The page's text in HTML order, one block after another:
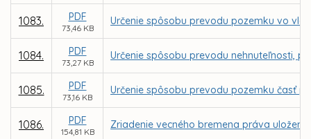
1083. PDF
73,46 KB
Určenie spôsobu prevodu pozemku vo
1084. PDF
73,27 KB
Určenie spôsobu prevodu nehnuteľnosti,
1085. PDF
73,16 KB
Určenie spôsobu prevodu pozemku časť
1086. PDF
154,81 KB
Zriadenie vecného bremena práva